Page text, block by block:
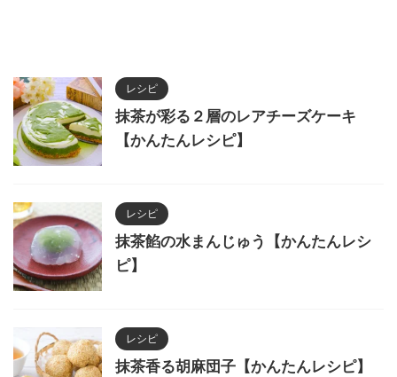
レシピ
抹茶が彩る２層のレアチーズケーキ
【かんたんレシピ】
レシピ
抹茶餡の水まんじゅう【かんたんレシ
ピ】
レシピ
抹茶香る胡麻団子【かんたんレシピ】